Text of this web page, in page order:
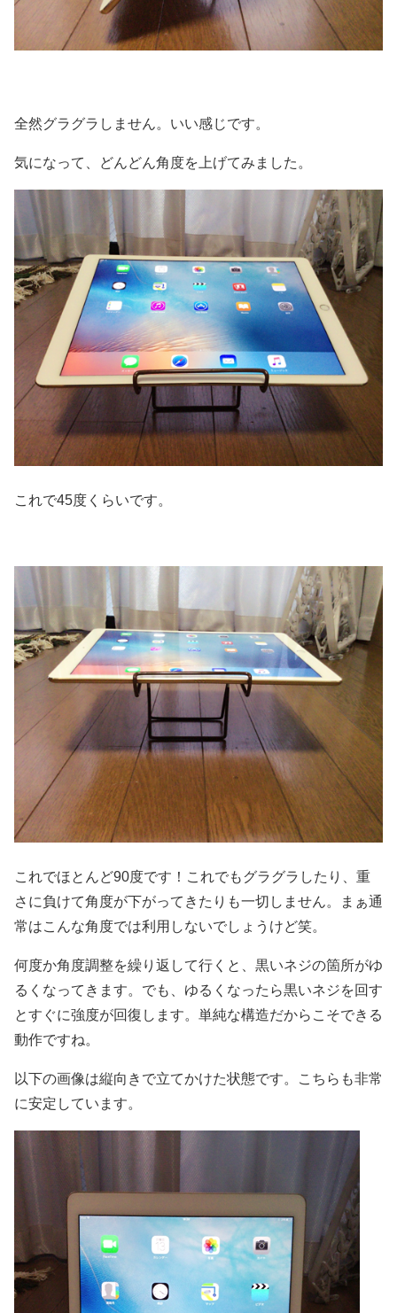
全然グラグラしません。いい感じです。
気になって、どんどん角度を上げてみました。
これで45度くらいです。
これでほとんど90度です！これでもグラグラしたり、重
さに負けて角度が下がってきたりも一切しません。まぁ通
常はこんな角度では利用しないでしょうけど笑。
何度か角度調整を繰り返して行くと、黒いネジの箇所がゆ
るくなってきます。でも、ゆるくなったら黒いネジを回す
とすぐに強度が回復します。単純な構造だからこそできる
動作ですね。
以下の画像は縦向きで立てかけた状態です。こちらも非常
に安定しています。